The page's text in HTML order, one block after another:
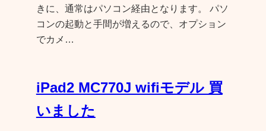
きに、通常はパソコン経由となります。 パソ
コンの起動と手間が増えるので、オプション
でカメ…
iPad2 MC770J wifiモデル 買
いました